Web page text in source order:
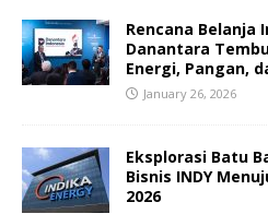
Rencana Belanja
Danantara
Energi, Pangan,
January 26, 2026
Eksplorasi Batu
Bisnis INDY
2026